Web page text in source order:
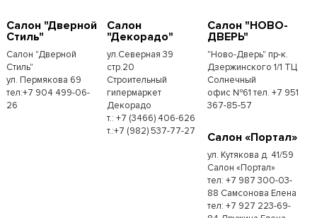
Салон "Дверной
Стиль"
Салон "Дверной
Стиль"
ул. Пермякова 69
тел:+7 904 499-06-
26
Салон
"Декорадо"
ул.Северная 39
стр.20
Строительный
гипермаркет
Декорадо
т.: +7 (3466) 406-626
т.:+7 (982) 537-77-27
Салон "НОВО-
ДВЕРЬ"
"Ново-Дверь" пр-к.
Дзержинского 1/1 ТЦ
Солнечный
офис №61 тел. +7 951
367-85-57
Салон «Портал»
ул. Кутякова д. 41/59
Салон «Портал»
тел: +7 987 300-03-
88 Самсонова Елена
тел: +7 927 223-69-